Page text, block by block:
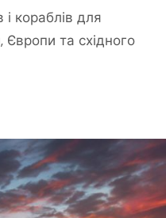
кораблів для
та східного